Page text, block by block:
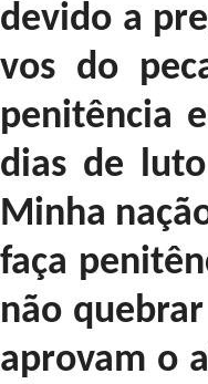
devido a
vos do
penitência
dias de
Minha
faça
não
aprovam o